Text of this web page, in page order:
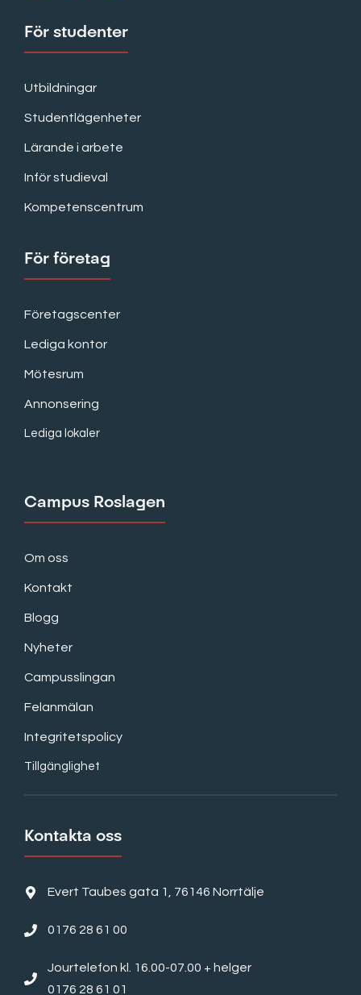
För studenter
Utbildningar
Studentlägenheter
Lärande i arbete
Inför studieval
Kompetenscentrum
För företag
Företagscenter
Lediga kontor
Mötesrum
Annonsering
Lediga lokaler
Campus Roslagen
Om oss
Kontakt
Blogg
Nyheter
Campusslingan
Felanmälan
Integritetspolicy
Tillgänglighet
Kontakta oss
Evert Taubes gata 1, 76146 Norrtälje
0176 28 61 00
Jourtelefon kl. 16.00-07.00 + helger
0176 28 61 01